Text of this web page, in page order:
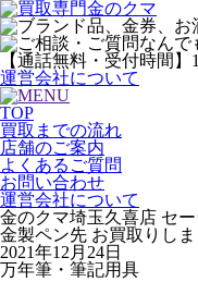
運営会社について
TOP
買取までの流れ
店舗のご案内
よくあるご質問
お問い合わせ
運営会社について
金のクマ埼玉久喜店 セ
金製ペン先 お買取りしま
2021年12月24日
万年筆・筆記用具